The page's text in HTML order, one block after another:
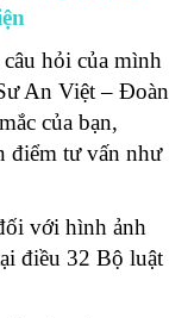
hỏi của mình
An Việt – Đoàn
của bạn,
điểm tư vấn như
với hình ảnh
điều 32 Bộ luật